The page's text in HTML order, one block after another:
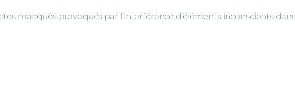
manqués provoqués par l’interférence d’éléments inconscients